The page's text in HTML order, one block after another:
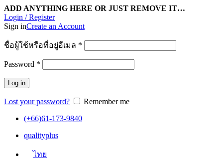
ADD ANYTHING HERE OR JUST REMOVE IT…
Login / Register
Sign inCreate an Account
ชื่อผู้ใช้หรือที่อยู่อีเมล *
Password *
Log in
Lost your password?
Remember me
(+66)61-173-9840
qualityplus
ไทย